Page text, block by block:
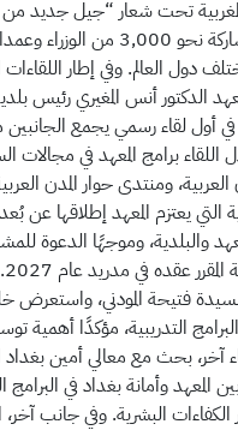
تحت شعار “جيل جديد من
الشاملة”، بمشاركة نحو
دول العالم. وفي إطار
الدكتور أنس المغيري رئيس
أول لقاء رسمي يجمع الجانبين
برامج المعهد في مجالات
العربية، ومنتدى حوار المدن
التي يعتزم المعهد إطلاقها عن
والبلدية، وموجهًا الدعوة
المقرر عقده في مدريد عام 2027.
فتيحة المودني، واستعرض
التدريبية، مؤكدًا أهمية
آخر، بحث مع معالي أمين
المعهد وأمانة بغداد في البرامج
الكفاءات البشرية. وفي جانب آخر،